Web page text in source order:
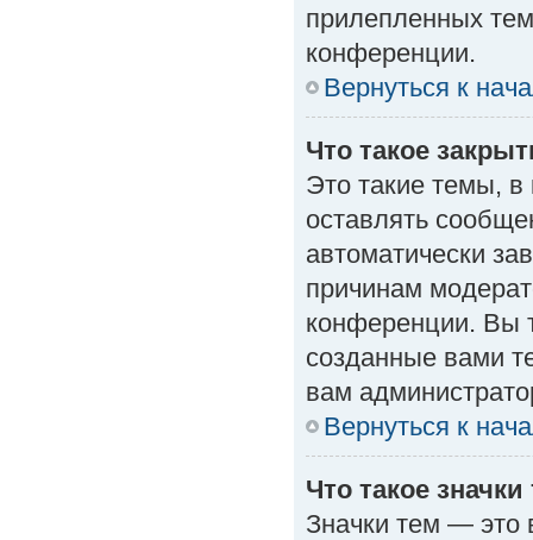
прилепленных
конференции.
Вернуться к
Что такое
Это такие темы, в
оставлять
автоматически
причинам
конференции. Вы
созданные вами
вам
Вернуться к
Что такое значки
Значки тем — это